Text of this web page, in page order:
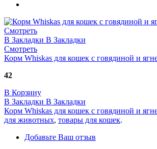
Смотреть
В Закладки В Закладки
Смотреть
Корм Whiskas для кошек с говядиной и
42
В Корзину
В Закладки В Закладки
Корм Whiskas для кошек с говядиной и
для животных, товары для кошек.
Добавьте Ваш отзыв